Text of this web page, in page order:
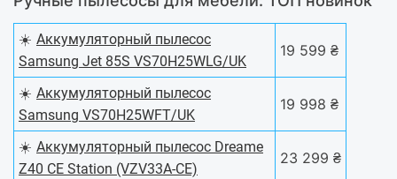
☀️ Аккумуляторный пылесос
Samsung Jet 85S VS70H25WLG/UK
19 599 ₴
☀️ Аккумуляторный пылесос
Samsung VS70H25WFT/UK
19 998 ₴
☀️ Аккумуляторный пылесос Dreame
Z40 CE Station (VZV33A-CE)
23 299 ₴